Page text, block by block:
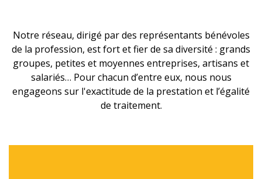
Notre réseau, dirigé par des représentants bénévoles
de la profession, est fort et fier de sa diversité : grands
groupes, petites et moyennes entreprises, artisans et
salariés… Pour chacun d’entre eux, nous nous
engageons sur l'exactitude de la prestation et l’égalité
de traitement.